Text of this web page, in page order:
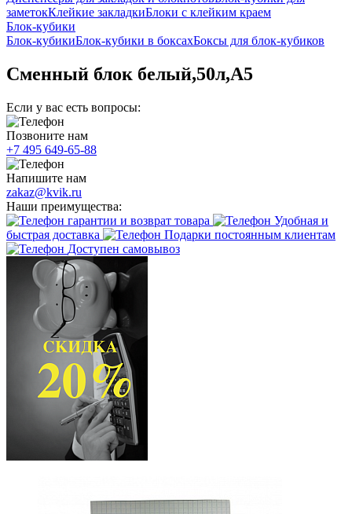
заметокКлейкие закладкиБлоки с клейким краем
Блок-кубики
Блок-кубикиБлок-кубики в боксахБоксы для блок-кубиков
Сменный блок белый,50л,А5
Если у вас есть вопросы:
Позвоните нам
+7 495 649-65-88
Напишите нам
zakaz@kvik.ru
Наши преимущества:
гарантии и возврат товара
Удобная и
быстрая доставка
Подарки постоянным клиентам
Доступен самовывоз